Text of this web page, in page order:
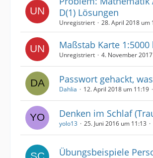
D(1) Lösungen
Unregistriert 28. April 2018 um
Maßstab Karte
Unregistriert 4. November
Passwort gehackt,
Dahlia 12. April 2018 um 11:19
Denken im Schlaf
yolo13 25. Juni 2016 um 11:13
Übungsbeispiele